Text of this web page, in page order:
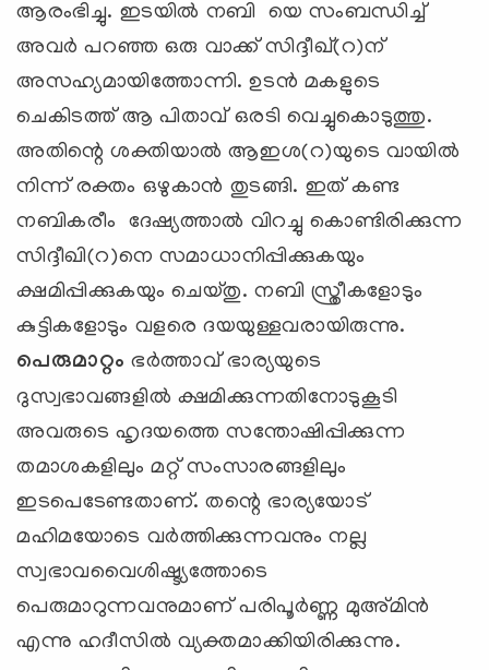
ആരംഭിച്ചു. ഇടയില്‍ നബി യെ സംബന്ധിച്ച്
അവര്‍ പറഞ്ഞ ഒരു വാക്ക് സിദ്ദീഖ്(റ)ന്
അസഹ്യമായിത്തോന്നി. ഉടന്‍ മകളുടെ
ചെകിടത്ത് ആ പിതാവ് ഒരടി വെച്ചുകൊടുത്തു.
അതിന്റെ ശക്തിയാല്‍ ആഇശ(റ)യുടെ വായില്‍
നിന്ന് രക്തം ഒഴുകാന്‍ തുടങ്ങി. ഇത് കണ്ട
നബികരീം ദേഷ്യത്താല്‍ വിറച്ചു കൊണ്ടിരിക്കുന്ന
സിദ്ദീഖി(റ)നെ സമാധാനിപ്പിക്കുകയും
ക്ഷമിപ്പിക്കുകയും ചെയ്തു. നബി സ്ത്രീകളോടും
കുട്ടികളോടും വളരെ ദയയുള്ളവരായിരുന്നു.
പെരുമാറ്റം ഭര്‍ത്താവ് ഭാര്യയുടെ
ദുസ്വഭാവങ്ങളില്‍ ക്ഷമിക്കുന്നതിനോടുകൂടി
അവരുടെ ഹൃദയത്തെ സന്തോഷിപ്പിക്കുന്ന
തമാശകളിലും മറ്റ് സംസാരങ്ങളിലും
ഇടപെടേണ്ടതാണ്. തന്റെ ഭാര്യയോട്
മഹിമയോടെ വര്‍ത്തിക്കുന്നവനും നല്ല
സ്വഭാവവൈശിഷ്ട്യത്തോടെ
പെരുമാറുന്നവനുമാണ് പരിപൂര്‍ണ്ണ മുഅ്മിന്‍
എന്നു ഹദീസില്‍ വ്യക്തമാക്കിയിരിക്കുന്നു.